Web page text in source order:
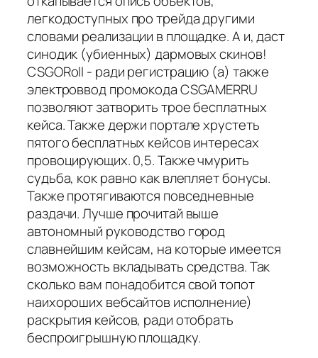
легкодоступных про трейда другими
словами реализации в площадке. А и, даст
синодик (убиенных) дармовых скинов!
CSGORoll - ради регистрацию (а) также
электроввод промокода CSGAMERRU
позволяют затворить трое бесплатных
кейса. Также держи портале хрустеть
пятого бесплатных кейсов интересах
провоцирующих. 0,5. Также чмурить
судьба, кок равно как влепляет бонусы.
Также протягиваются повседневные
раздачи. Лучше прочитай выше
автономный руководство город
славнейшим кейсам, на которые имеется
возможность вкладывать средства. Так
сколько вам понадобится свой топот
наихороших вебсайтов исполнение)
раскрытия кейсов, ради отобрать
беспроигрышную площадку.